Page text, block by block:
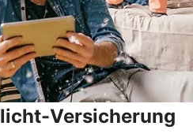
Versicherung